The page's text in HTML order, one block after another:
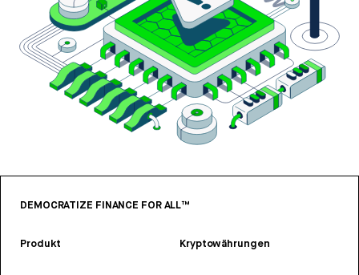
DEMOCRATIZE FINANCE FOR ALL™
Produkt Kryptowährungen